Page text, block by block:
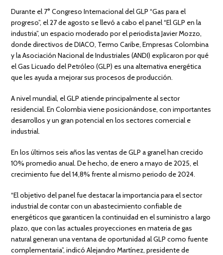
Durante el 7° Congreso Internacional del GLP “Gas para el
progreso”, el 27 de agosto se llevó a cabo el panel “El GLP en la
industria”, un espacio moderado por el periodista Javier Mozzo,
donde directivos de DIACO, Termo Caribe, Empresas Colombina
y la Asociación Nacional de Industriales (ANDI) explicaron por qué
el Gas Licuado del Petróleo (GLP) es una alternativa energética
que les ayuda a mejorar sus procesos de producción.
A nivel mundial, el GLP atiende principalmente al sector
residencial. En Colombia viene posicionándose, con importantes
desarrollos y un gran potencial en los sectores comercial e
industrial.
En los últimos seis años las ventas de GLP a granel han crecido
10% promedio anual. De hecho, de enero a mayo de 2025, el
crecimiento fue del 14,8% frente al mismo periodo de 2024.
“El objetivo del panel fue destacar la importancia para el sector
industrial de contar con un abastecimiento confiable de
energéticos que garanticen la continuidad en el suministro a largo
plazo, que con las actuales proyecciones en materia de gas
natural generan una ventana de oportunidad al GLP como fuente
complementaria”, indicó Alejandro Martínez, presidente de